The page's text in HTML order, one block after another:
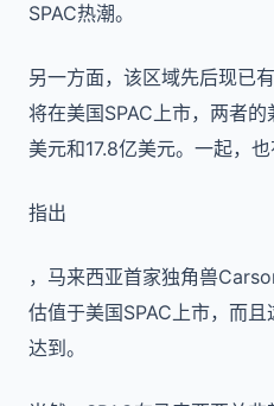
SPAC热潮。
另一方面，该区域先后现已
将在美国SPAC上市，两者
美元和17.8亿美元。一起，
指出
，马来西亚首家独角兽
估值于美国SPAC上市，而
达到。